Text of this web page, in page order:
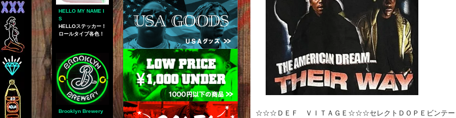
HELLO MY NAME I
S
HELLOステッカー！
ロールタイプ各色！
Brooklyn Brewery ☆☆☆ＤＥＦ ＶＩＴＡＧＥ☆☆☆セレクトＤＯＰＥビンテ